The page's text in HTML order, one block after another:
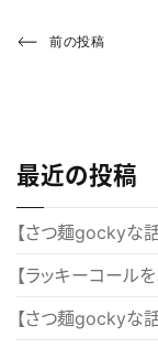
投
ゲ
ー
ョ
ン
Previous
前の投稿
最近の投稿
【さつ麺gockyな
【ラッキーコール
【さつ麺gockyな